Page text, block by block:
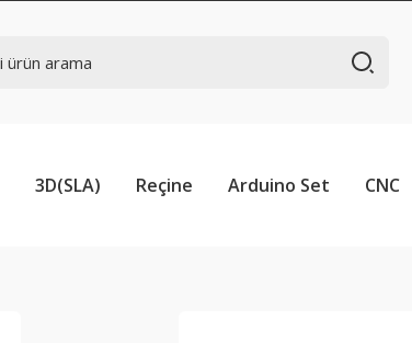
3D(SLA) Reçine Arduino Set CNC